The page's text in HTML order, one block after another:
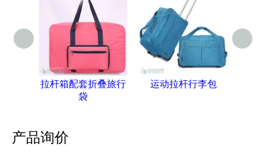
拉杆箱配套折叠旅行
袋
运动拉杆行李包
产品询价